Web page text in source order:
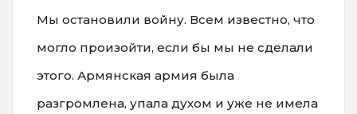
Мы остановили войну. Всем известно, что
могло произойти, если бы мы не сделали
этого. Армянская армия была
разгромлена, упала духом и уже не имела